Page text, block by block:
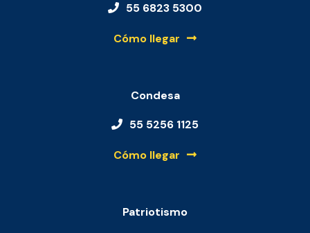
55 6823 5300
Cómo llegar
Condesa
55 5256 1125
Cómo llegar
Patriotismo